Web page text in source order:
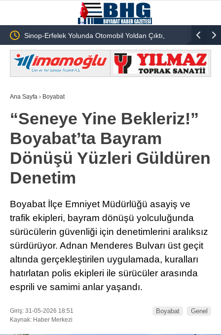
Sinop’ta Siyasetin Yeni Yüzü YENİ PARTİ İl ve İlçe
Örgütleri Kuruldu
Sinop
Ana Sayfa › Boyabat
“Seneye Yine Bekleriz!”
Boyabat’ta Bayram
Dönüşü Yüzleri Güldüren
Denetim
Boyabat İlçe Emniyet Müdürlüğü asayiş ve
trafik ekipleri, bayram dönüşü yolculuğunda
sürücülerin güvenliği için denetimlerini aralıksız
sürdürüyor. Adnan Menderes Bulvarı üst geçit
altında gerçekleştirilen uygulamada, kuralları
hatırlatan polis ekipleri ile sürücüler arasında
esprili ve samimi anlar yaşandı.
Giriş: 31-05-2026 18:51
Kaynak: Haber Merkezi
Boyabat Genel